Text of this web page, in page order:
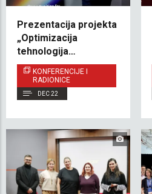
Prezentacija projekta
„Optimizacija
tehnologija
pročišćavanja zraka u
učionicama putem
mjerenja i CFD
o nauci, tehnologiji i
inovacijama
KONFERENCIJE I
RADIONICE
DEC 22